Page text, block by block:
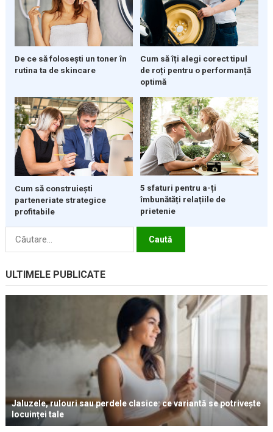
De ce să folosești un toner în
rutina ta de skincare
Cum să îți alegi corect tipul
de roți pentru o performanță
optimă
Cum să construiești
parteneriate strategice
profitabile
5 sfaturi pentru a-ți
îmbunătăți relațiile de
prietenie
ULTIMELE PUBLICATE
Jaluzele, rulouri sau perdele clasice: ce variantă se potrivește
locuinței tale